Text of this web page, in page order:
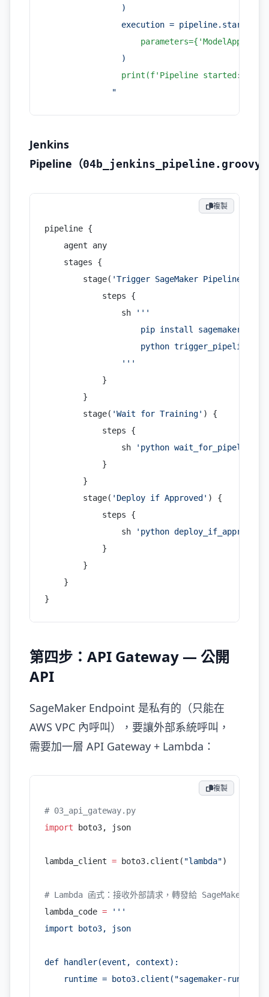
                )
                execution = pipeline.start(
                )
                print(f'Pipeline started
: {
              "
Jenkins
Pipeline（04b_jenkins_pipeline.groovy
pipeline {
    agent any
    stages {
        stage(
'Trigger SageMaker Pipeline'
            steps {
                sh
'''
pip install sagemaker
                    python trigger_pipeline.py
                '''
            }
        }
        stage(
'Wait for Training' ) {
            steps {
                sh
'python
            }
        }
        stage(
'Deploy if Approved' ) {
            steps {
                sh
'python
            }
        }
    }
}
複製
第四步：API Gateway — 公開
API
SageMaker Endpoint 是私有的（只能在
AWS VPC 內呼叫），要讓外部系統呼叫，
需要加一層 API Gateway + Lambda：
# 03_api_gateway.py
import boto3, json
lambda_client = boto3.client( "lambda")
# Lambda 函式：接收外部請求，轉發給 SageMaker
lambda_code = '''
import boto3, json
def handler(event, context):
runtime = boto3.client("sagemaker-
複製